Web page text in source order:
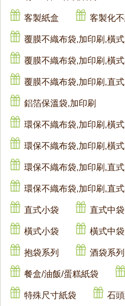
客製紙盒 客製化
覆膜不織布袋,加印刷,橫
覆膜不織布袋,加印刷,橫
覆膜不織布袋,加印刷,直
鋁箔保溫袋,加印刷
環保不織布袋,加印刷,橫
環保不織布袋,加印刷,橫
環保不織布袋,加印刷,直
環保不織布袋,加印刷,直
直式小袋 直式中袋
橫式小袋 橫式中袋
抱袋系列 酒袋系列
餐盒/油飯/蛋糕紙袋
特殊尺寸紙袋 石